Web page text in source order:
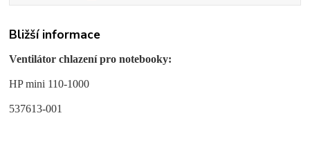
Bližší informace
Ventilátor chlazení pro notebooky:
HP mini 110-1000
537613-001